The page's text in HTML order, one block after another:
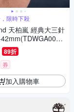
限時下殺
天柏嵐 經典大三針
89折
券
加入購物車